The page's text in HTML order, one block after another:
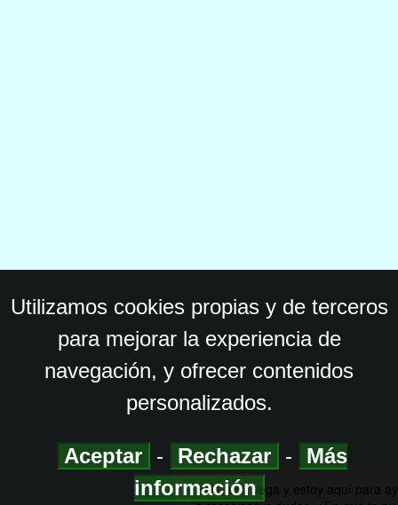
Utilizamos cookies propias y de terceros
para mejorar la experiencia de
navegación, y ofrecer contenidos
personalizados.
Aceptar - Rechazar -
Más
información